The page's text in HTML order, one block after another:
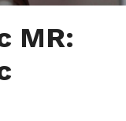
MR: